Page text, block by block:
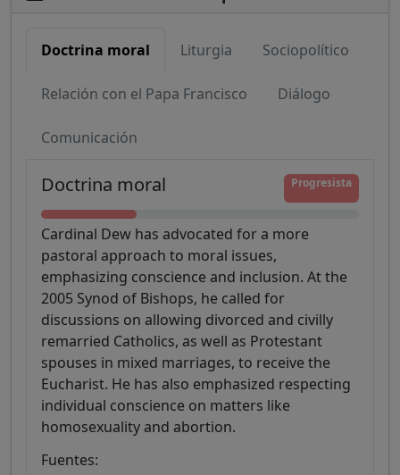
Doctrina moral Liturgia Sociopolítico
Relación con el Papa Francisco Diálogo
Comunicación
Doctrina moral Progresista
Cardinal Dew has advocated for a more
pastoral approach to moral issues,
emphasizing conscience and inclusion. At the
2005 Synod of Bishops, he called for
discussions on allowing divorced and civilly
remarried Catholics, as well as Protestant
spouses in mixed marriages, to receive the
Eucharist. He has also emphasized respecting
individual conscience on matters like
homosexuality and abortion.
Fuentes: